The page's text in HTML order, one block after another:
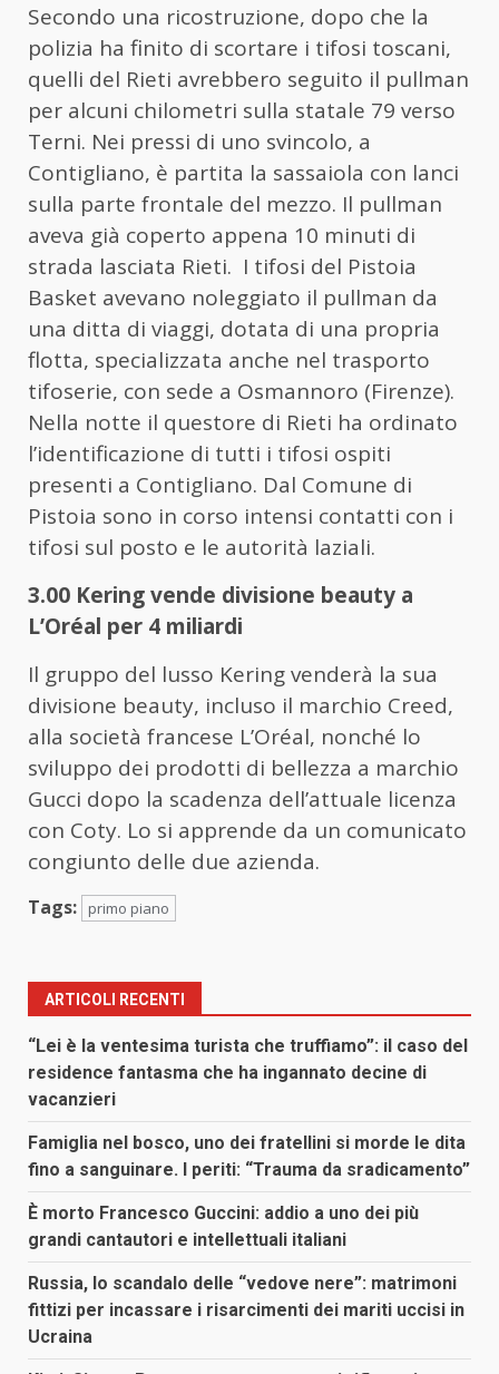
Secondo una ricostruzione, dopo che la
polizia ha finito di scortare i tifosi toscani,
quelli del Rieti avrebbero seguito il pullman
per alcuni chilometri sulla statale 79 verso
Terni. Nei pressi di uno svincolo, a
Contigliano, è partita la sassaiola con lanci
sulla parte frontale del mezzo. Il pullman
aveva già coperto appena 10 minuti di
strada lasciata Rieti. I tifosi del Pistoia
Basket avevano noleggiato il pullman da
una ditta di viaggi, dotata di una propria
flotta, specializzata anche nel trasporto
tifoserie, con sede a Osmannoro (Firenze).
Nella notte il questore di Rieti ha ordinato
l’identificazione di tutti i tifosi ospiti
presenti a Contigliano. Dal Comune di
Pistoia sono in corso intensi contatti con i
tifosi sul posto e le autorità laziali.
3.00 Kering vende divisione beauty a
L’Oréal per 4 miliardi
Il gruppo del lusso Kering venderà la sua
divisione beauty, incluso il marchio Creed,
alla società francese L’Oréal, nonché lo
sviluppo dei prodotti di bellezza a marchio
Gucci dopo la scadenza dell’attuale licenza
con Coty. Lo si apprende da un comunicato
congiunto delle due azienda.
Tags: primo piano
ARTICOLI RECENTI
“Lei è la ventesima turista che truffiamo”: il caso del
residence fantasma che ha ingannato decine di
vacanzieri
Famiglia nel bosco, uno dei fratellini si morde le dita
fino a sanguinare. I periti: “Trauma da sradicamento”
È morto Francesco Guccini: addio a uno dei più
grandi cantautori e intellettuali italiani
Russia, lo scandalo delle “vedove nere”: matrimoni
fittizi per incassare i risarcimenti dei mariti uccisi in
Ucraina